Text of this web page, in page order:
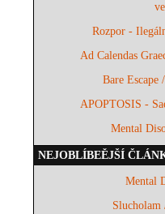
Rozpor -
Ad Calendas
Bare
APOPTOSIS -
Mental
NEJOBLÍBEĚJŠÍ
Mental